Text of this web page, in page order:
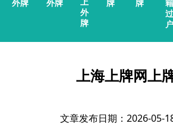
外牌
外牌
上
外
牌
牌
牌
籍
过
户
上海上牌网上
文章发布日期：2026-05-